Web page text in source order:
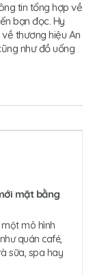
tin tổng hợp về
bạn đọc. Hy
thương hiệu An
như đồ uống
mặt bằng
mô hình
quán café,
sữa, spa hay